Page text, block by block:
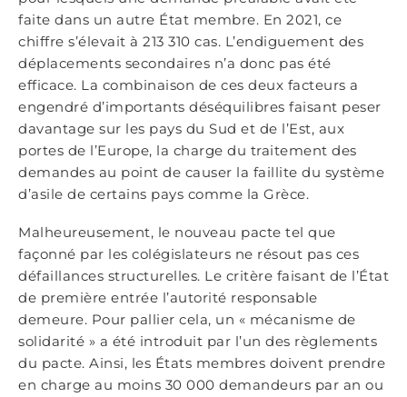
faite dans un autre État membre. En 2021, ce
chiffre s’élevait à 213 310 cas. L’endiguement des
déplacements secondaires n’a donc pas été
efficace. La combinaison de ces deux facteurs a
engendré d’importants déséquilibres faisant peser
davantage sur les pays du Sud et de l’Est, aux
portes de l’Europe, la charge du traitement des
demandes au point de causer la faillite du système
d’asile de certains pays comme la Grèce.
Malheureusement, le nouveau pacte tel que
façonné par les colégislateurs ne résout pas ces
défaillances structurelles. Le critère faisant de l’État
de première entrée l’autorité responsable
demeure. Pour pallier cela, un « mécanisme de
solidarité » a été introduit par l’un des règlements
du pacte. Ainsi, les États membres doivent prendre
en charge au moins 30 000 demandeurs par an ou